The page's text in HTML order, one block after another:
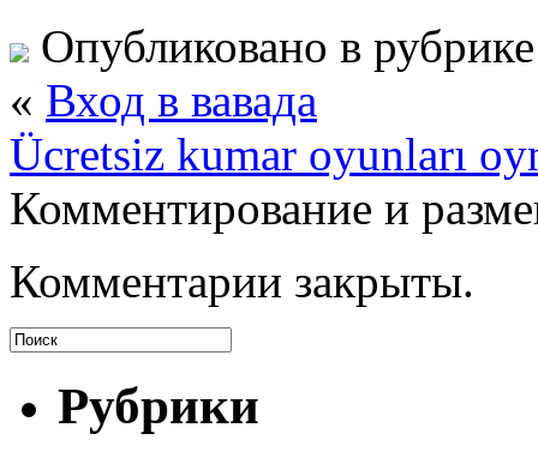
Опубликовано в
« Вход в вавада
Ücretsiz kumar oyunları
Комментирование и
Комментарии закрыты.
Рубрики